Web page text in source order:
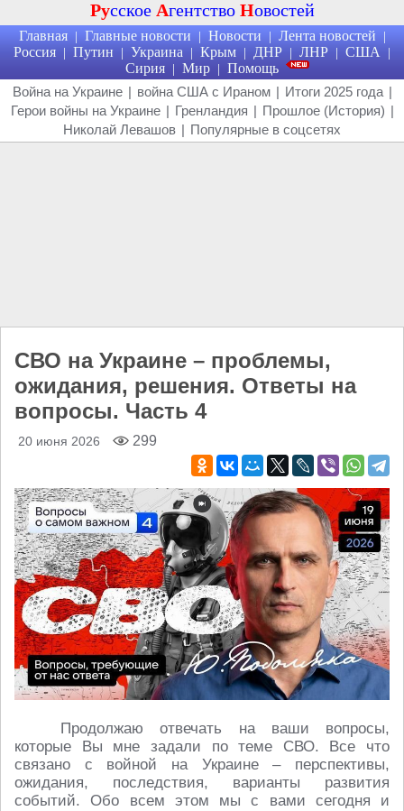
Русское Агентство Новостей
Главная | Главные новости | Новости | Лента новостей |
Россия | Путин | Украина | Крым | ДНР | ЛНР | США |
Сирия | Мир | Помощь
Война на Украине | война США с Ираном | Итоги 2025 года |
Герои войны на Украине | Гренландия | Прошлое (История) |
Николай Левашов | Популярные в соцсетях
СВО на Украине – проблемы,
ожидания, решения. Ответы на
вопросы. Часть 4
20 июня 2026 299
Продолжаю отвечать на ваши вопросы,
которые Вы мне задали по теме СВО. Все что
связано с войной на Украине – перспективы,
ожидания, последствия, варианты развития
событий. Обо всем этом мы с вами сегодня и